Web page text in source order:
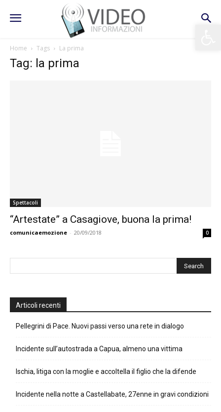
Home Tags La prima
Tag: la prima
Spettacoli
“Artestate” a Casagiove, buona la prima!
comunicaemozione - 20/09/2018 0
Articoli recenti
Pellegrini di Pace. Nuovi passi verso una rete in dialogo
Incidente sull’autostrada a Capua, almeno una vittima
Ischia, litiga con la moglie e accoltella il figlio che la difende
Incidente nella notte a Castellabate, 27enne in gravi condizioni